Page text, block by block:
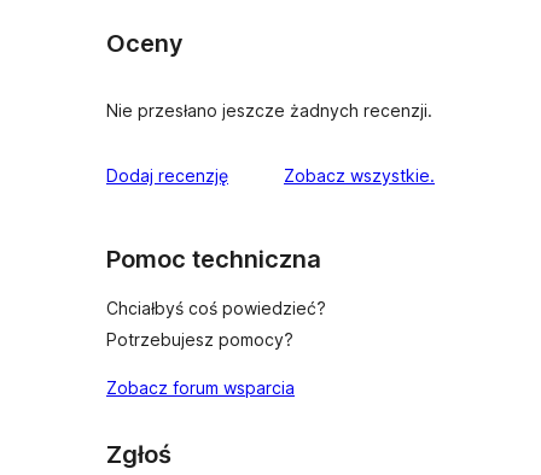
Oceny
Nie przesłano jeszcze żadnych recenzji.
Dodaj recenzję Zobacz wszystkie.
Pomoc techniczna
Chciałbyś coś powiedzieć?
Potrzebujesz pomocy?
Zobacz forum wsparcia
Zgłoś